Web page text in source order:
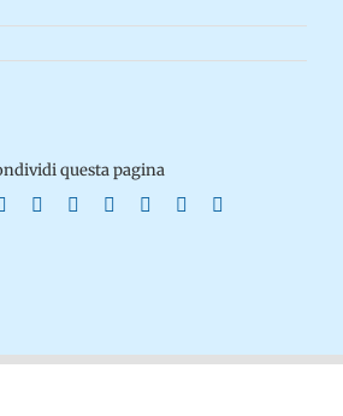
questa pagina
Reddit LinkedInWhatsApp
TumblrPinterest